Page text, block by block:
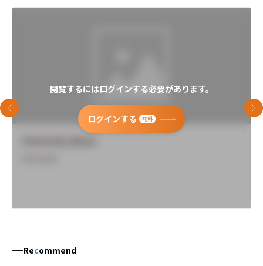
閲覧するにはログインする必要があります。
ログインする 無料
前のスライド 次
Recommend